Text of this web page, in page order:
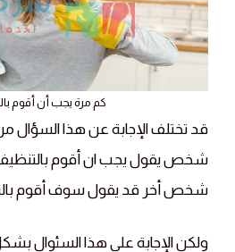
كم مرة يجب أن أقوم
قد تختلف الإجابة عن هذا
شخص يقول يجب ان أقوم بالتنظيف
شخص أخر قد يقول سوف أقوم
ولكن الإجابة علي هذا السئوال